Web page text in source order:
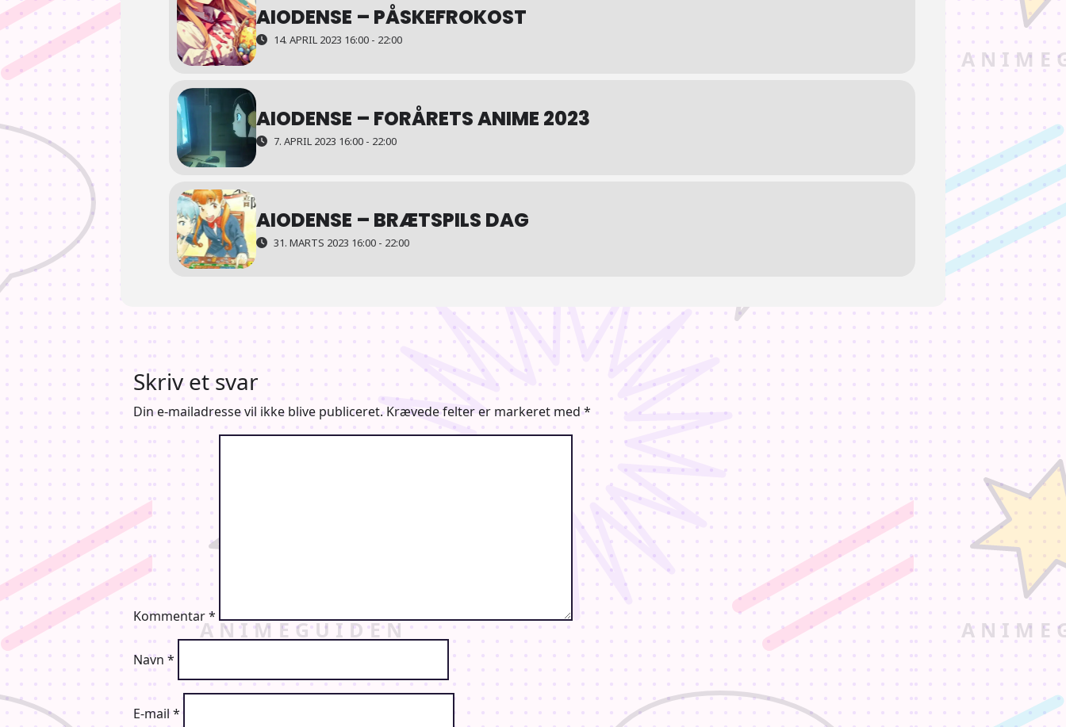
AIODENSE – PÅSKEFROKOST
14. APRIL 2023 16:00 - 22:00
AIODENSE – FORÅRETS ANIME 2023
7. APRIL 2023 16:00 - 22:00
AIODENSE – BRÆTSPILS DAG
31. MARTS 2023 16:00 - 22:00
Skriv et svar
Din e-mailadresse vil ikke blive publiceret. Krævede felter er markeret med *
Kommentar*
Navn *
E-mail *